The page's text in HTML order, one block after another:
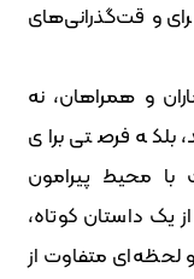
وقت‌گذرانی‌های
و همراهان، نه
فرصتی برای
با محیط پیرامون
یک داستان کوتاه،
لحظه‌ای متفاوت از